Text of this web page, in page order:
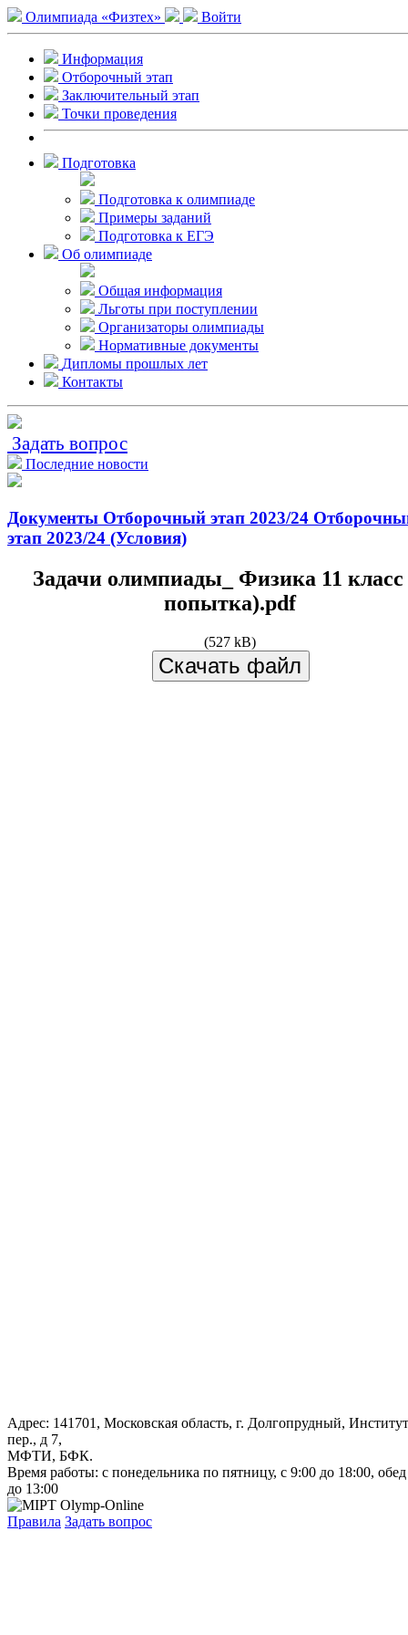
Олимпиада «Физтех» Войти
Информация
Отборочный этап
Заключительный этап
Точки проведения
Подготовка
Подготовка к олимпиаде
Примеры заданий
Подготовка к ЕГЭ
Об олимпиаде
Общая информация
Льготы при поступлении
Организаторы олимпиады
Нормативные документы
Дипломы прошлых лет
Контакты
Задать вопрос
Последние новости
Документы Отборочный этап 2023/24
этап 2023/24 (Условия)
Задачи олимпиады_ Физика 11 класс
попытка).pdf
(527 kB)
Скачать файл
Адрес: 141701, Московская область, г. Долгопрудный,
пер., д 7,
МФТИ, БФК.
Время работы: с понедельника по пятницу, с 9:00 до 18:00,
до 13:00
Правила Задать вопрос